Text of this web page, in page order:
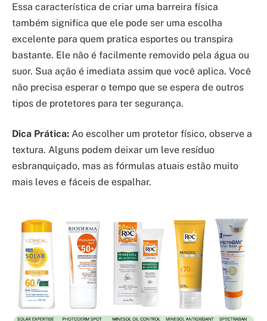
Essa característica de criar uma barreira física
também significa que ele pode ser uma escolha
excelente para quem pratica esportes ou transpira
bastante. Ele não é facilmente removido pela água ou
suor. Sua ação é imediata assim que você aplica. Você
não precisa esperar o tempo que se espera de outros
tipos de protetores para ter segurança.
Dica Prática: Ao escolher um protetor físico, observe a
textura. Alguns podem deixar um leve resíduo
esbranquiçado, mas as fórmulas atuais estão muito
mais leves e fáceis de espalhar.